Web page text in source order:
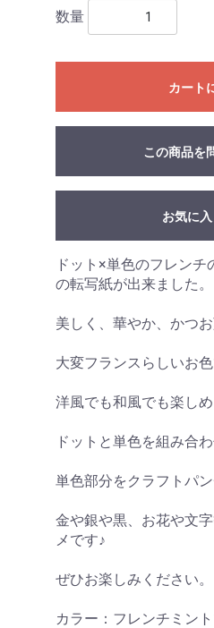
数量
カート
この商品を
お気に
ドット×単色のフレン
の転写紙が出来ました。
美しく、華やか、かつ
大変フランスらしいお色
洋風でも和風でも楽しめ
ドットと単色を組み合わ
単色部分をクラフトパ
金や銀や黒、お花や文
メです♪
ぜひお楽しみください。
カラー：フレンチミン